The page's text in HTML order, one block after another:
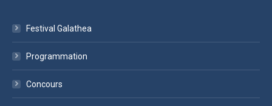
Festival Galathea
Programmation
Concours